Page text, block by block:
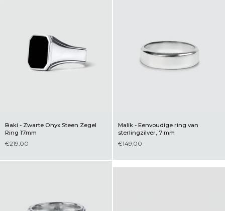
Baki - Zwarte Onyx Steen Zegel
Ring 17mm
€219,00
Malik - Eenvoudige ring van
sterlingzilver, 7 mm
€149,00